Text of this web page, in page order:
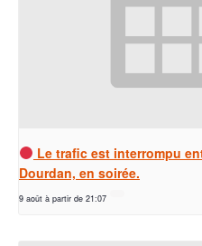
Le trafic est interrompu
Dourdan, en soirée.
9 août à partir de 21:07